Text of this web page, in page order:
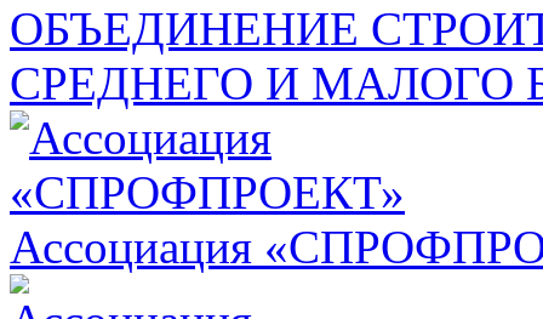
ОБЪЕДИНЕНИЕ
СРЕДНЕГО И МАЛОГО
Ассоциация